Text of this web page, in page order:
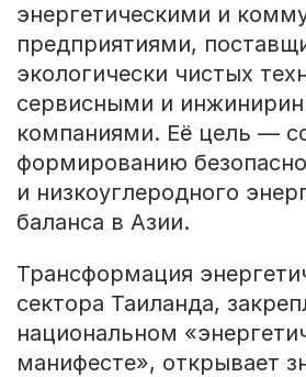
энергетическими и
предприятиями,
экологически чистых
сервисными и
компаниями. Её цель —
формированию
и низкоуглеродного
баланса в Азии.
Трансформация
сектора Таиланда,
национальном
манифесте», открывает